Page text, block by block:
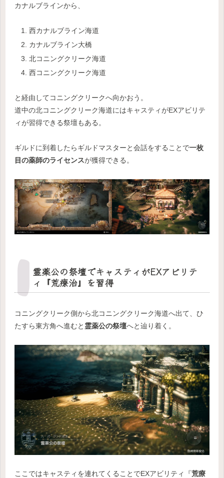
カナルブラインから、
西カナルブライン海道
カナルブライン大橋
北コニングクリーク海道
西コニングクリーク海道
と経由してコニングクリークへ向かおう。
道中の北コニングクリーク海道にはキャスティがEXアビリテ
ィが習得できる祭壇もある。
ギルドに到着したらギルドマスターと会話をすることで一枚
目の薬師のライセンスが獲得できる。
霊薬公の祭壇でキャスティがEXアビリテ
ィ『荒療治』を習得
コニングクリーク側から北コニングクリーク海道へ出て、ひ
たすら東方角へ進むと 霊薬公の祭壇へと辿り着く。
ここではキャスティを連れてくることでEXアビリティ『荒療